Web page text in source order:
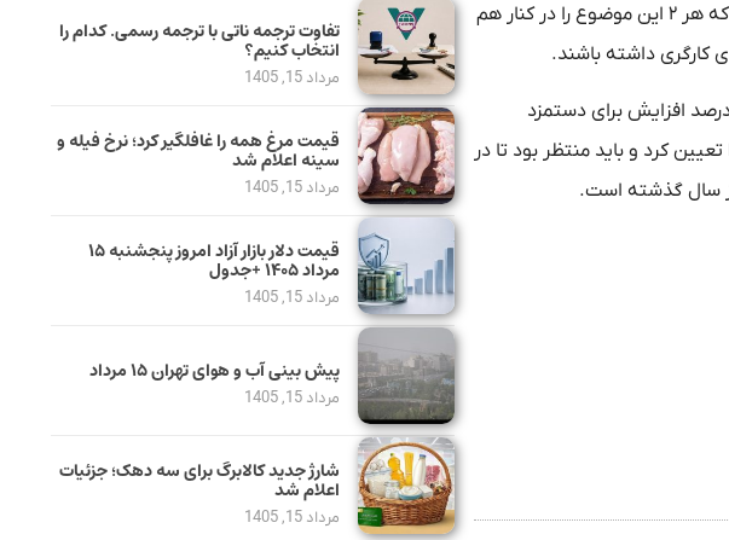
افزایش حقوق به اندازه تورم، هرچند که حق کاملاً با کارگران است؛ اما شرایط جامعه و کارفرمایی هم حکم می‌کند که هر ۲ این موضوع را در کنار هم
کارگری داشته باشند.
افزایش برای دستمزد
کرد و باید منتظر بود تا در
از سال گذشته است.
تفاوت ترجمه ناتی با ترجمه رسمی. کدام را
انتخاب کنیم؟
مرداد 15, 1405
قیمت مرغ همه را غافلگیر کرد؛ نرخ فیله و
سینه اعلام شد
مرداد 15, 1405
قیمت دلار بازار آزاد امروز پنجشنبه ۱۵
مرداد ۱۴۰۵ +جدول
مرداد 15, 1405
پیش بینی آب و هوای تهران ۱۵ مرداد
مرداد 15, 1405
شارژ جدید کالابرگ برای سه دهک؛ جزئیات
اعلام شد
مرداد 15, 1405